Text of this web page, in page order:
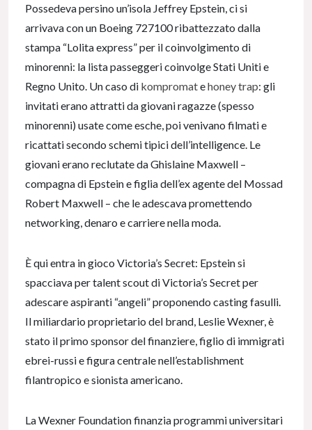
Possedeva persino un’isola Jeffrey Epstein, ci si
arrivava con un Boeing 727100 ribattezzato dalla
stampa “Lolita express” per il coinvolgimento di
minorenni: la lista passeggeri coinvolge Stati Uniti e
Regno Unito. Un caso di kompromatehoney trap: gli
invitati erano attratti da giovani ragazze (spesso
minorenni) usate come esche, poi venivano filmati e
ricattati secondo schemi tipici dell’intelligence. Le
giovani erano reclutate da Ghislaine Maxwell –
compagna di Epstein e figlia dell’ex agente del Mossad
Robert Maxwell – che le adescava promettendo
networking, denaro e carriere nella moda.
È qui entra in gioco Victoria’s Secret: Epstein si
spacciava per talent scout di Victoria’s Secret per
adescare aspiranti “angeli” proponendo casting fasulli.
Il miliardario proprietario del brand, Leslie Wexner, è
stato il primo sponsor del finanziere, figlio di immigrati
ebrei-russi e figura centrale nell’establishment
filantropico e sionista americano.
La Wexner Foundation finanzia programmi universitari